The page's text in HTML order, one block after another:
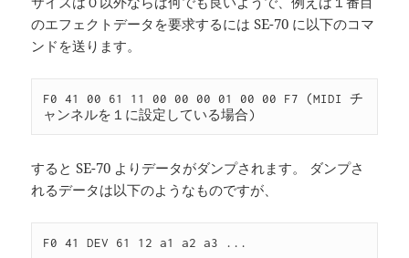
のエフェクトデータを要求するには SE-70 に以下のコマ
ンドを送ります。
F0 41 00 61 11 00 00 00 01 00 00 F7 (MIDI チ
すると SE-70 よりデータがダンプされます。 ダンプさ
れるデータは以下のようなものですが、